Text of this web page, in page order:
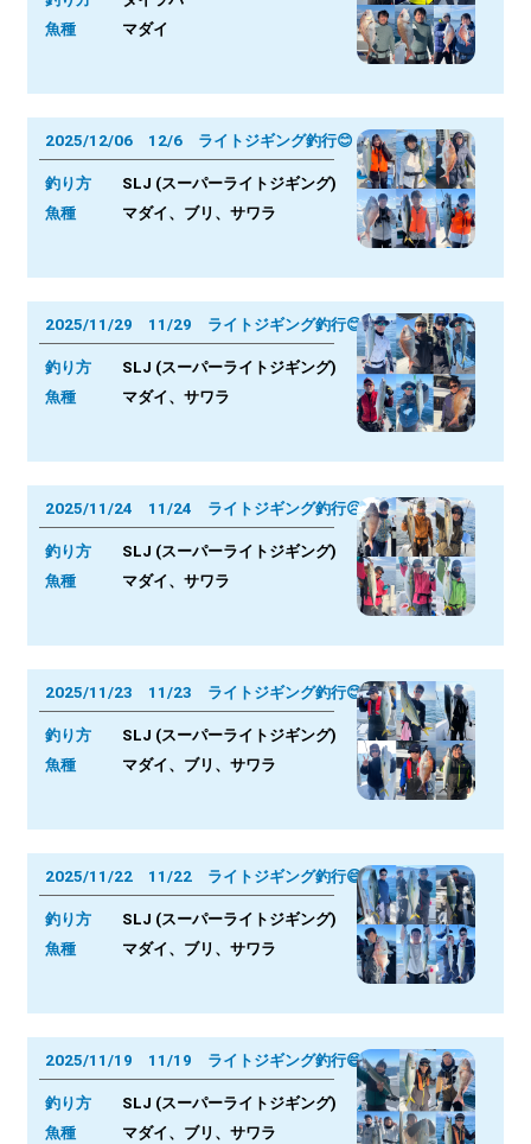
魚種 マダイ
2025/12/06 12/6 ライトジギング釣行😊
釣り方 SLJ (スーパーライトジギング)
魚種 マダイ、ブリ、サワラ
2025/11/29 11/29 ライトジギング釣行😊
釣り方 SLJ (スーパーライトジギング)
魚種 マダイ、サワラ
2025/11/24 11/24 ライトジギング釣行😥
釣り方 SLJ (スーパーライトジギング)
魚種 マダイ、サワラ
2025/11/23 11/23 ライトジギング釣行😊
釣り方 SLJ (スーパーライトジギング)
魚種 マダイ、ブリ、サワラ
2025/11/22 11/22 ライトジギング釣行😄
釣り方 SLJ (スーパーライトジギング)
魚種 マダイ、ブリ、サワラ
2025/11/19 11/19 ライトジギング釣行😄
釣り方 SLJ (スーパーライトジギング)
魚種 マダイ、ブリ、サワラ